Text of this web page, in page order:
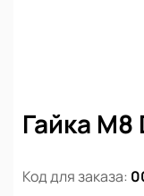
Гайка М8
Код для заказа: